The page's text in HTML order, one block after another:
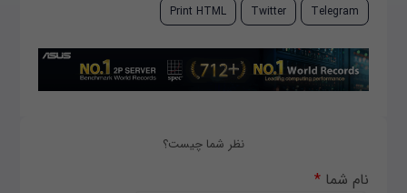
Telegram
Twitter
Print HTML
نظر شما چیست؟
نام شما*